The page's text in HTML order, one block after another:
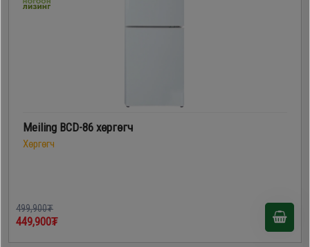
Meiling BCD-86 хөргөгч
Хөргөгч
499,900₮
449,900₮